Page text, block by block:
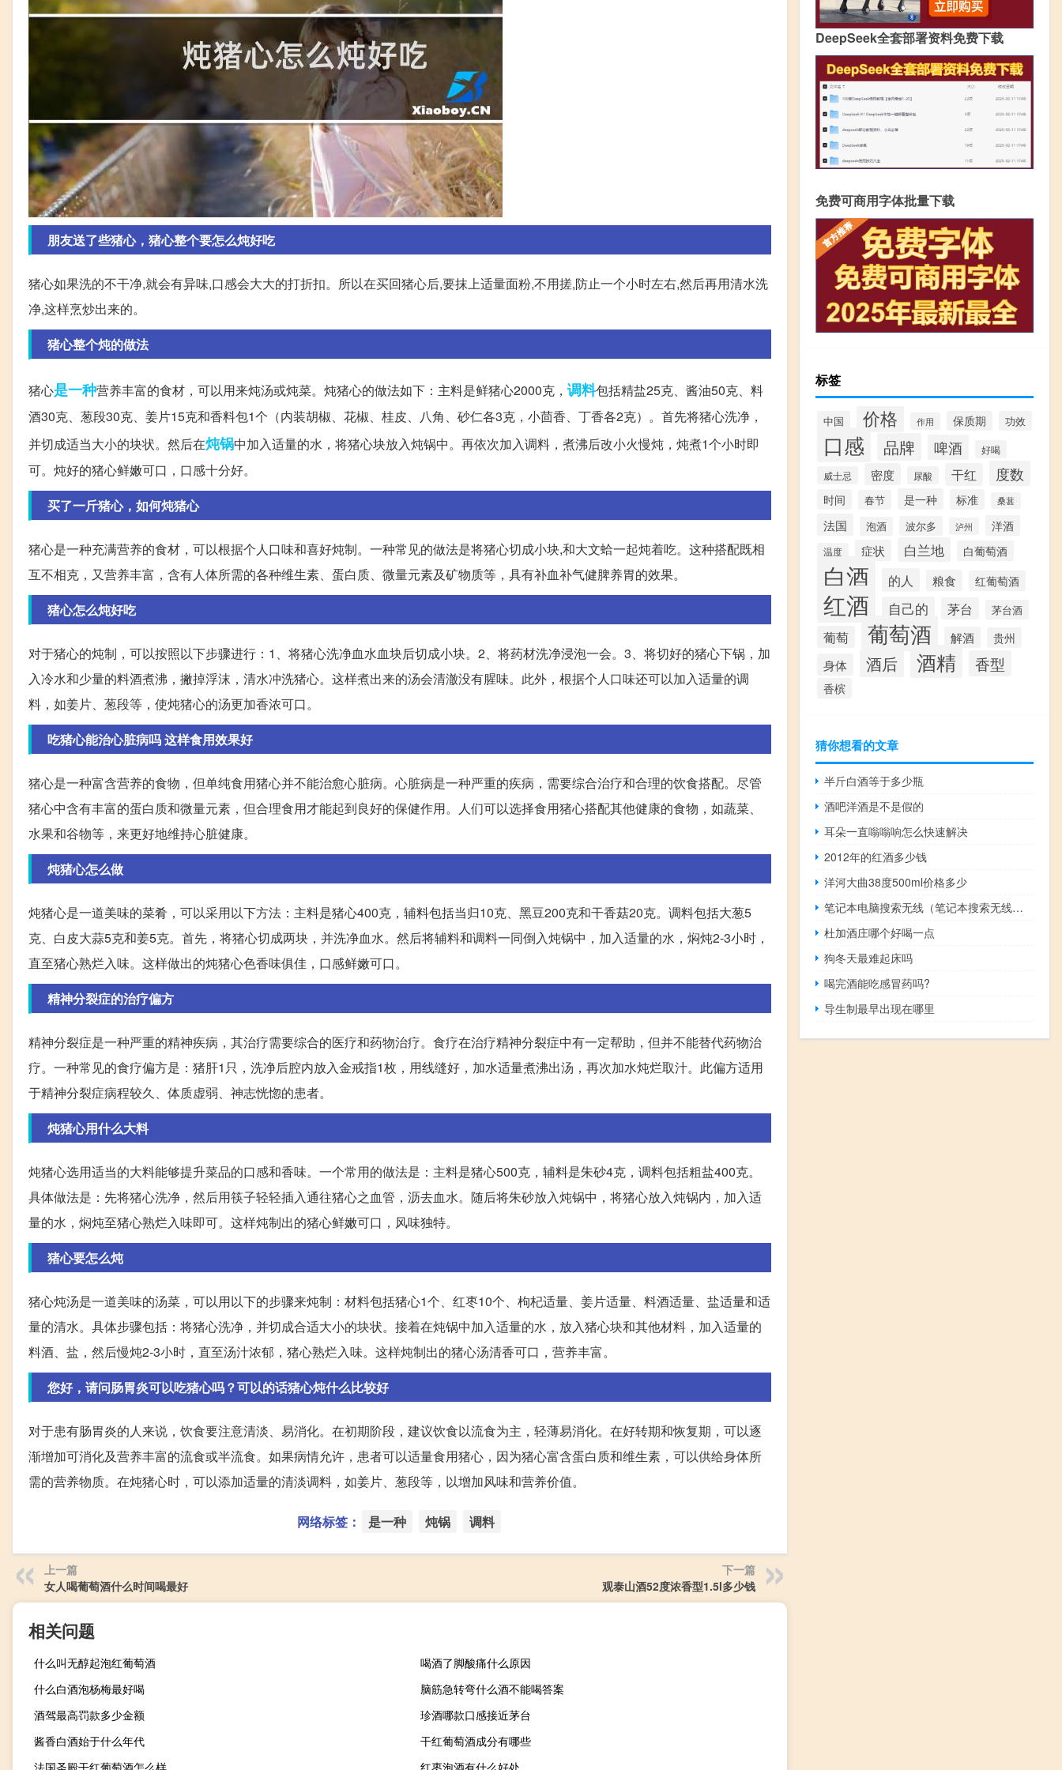
朋友送了些猪心，猪心整个要怎么炖好吃
猪心如果洗的不干净,就会有异味,口感会大大的打折扣。所以在买回猪心后,要抹上适量面粉,不用搓,防止一个小时左右,然后再用清水洗
净,这样烹炒出来的。
猪心整个炖的做法
猪心是一种营养丰富的食材，可以用来炖汤或炖菜。炖猪心的做法如下：主料是鲜猪心2000克， 调料包括精盐25克、酱油50克、料
酒30克、葱段30克、姜片15克和香料包1个（内装胡椒、花椒、桂皮、八角、砂仁各3克，小茴香、丁香各2克）。首先将猪心洗净，
并切成适当大小的块状。然后在炖锅中加入适量的水，将猪心块放入炖锅中。再依次加入调料，煮沸后改小火慢炖，炖煮1个小时即
可。炖好的猪心鲜嫩可口，口感十分好。
买了一斤猪心，如何炖猪心
猪心是一种充满营养的食材，可以根据个人口味和喜好炖制。一种常见的做法是将猪心切成小块,和大文蛤一起炖着吃。这种搭配既相
互不相克，又营养丰富，含有人体所需的各种维生素、蛋白质、微量元素及矿物质等，具有补血补气健脾养胃的效果。
猪心怎么炖好吃
对于猪心的炖制，可以按照以下步骤进行：1、将猪心洗净血水血块后切成小块。2、将药材洗净浸泡一会。3、将切好的猪心下锅，加
入冷水和少量的料酒煮沸，撇掉浮沫，清水冲洗猪心。这样煮出来的汤会清澈没有腥味。此外，根据个人口味还可以加入适量的调
料，如姜片、葱段等，使炖猪心的汤更加香浓可口。
吃猪心能治心脏病吗 这样食用效果好
猪心是一种富含营养的食物，但单纯食用猪心并不能治愈心脏病。心脏病是一种严重的疾病，需要综合治疗和合理的饮食搭配。尽管
猪心中含有丰富的蛋白质和微量元素，但合理食用才能起到良好的保健作用。人们可以选择食用猪心搭配其他健康的食物，如蔬菜、
水果和谷物等，来更好地维持心脏健康。
炖猪心怎么做
炖猪心是一道美味的菜肴，可以采用以下方法：主料是猪心400克，辅料包括当归10克、黑豆200克和干香菇20克。调料包括大葱5
克、白皮大蒜5克和姜5克。首先，将猪心切成两块，并洗净血水。然后将辅料和调料一同倒入炖锅中，加入适量的水，焖炖2-3小时，
直至猪心熟烂入味。这样做出的炖猪心色香味俱佳，口感鲜嫩可口。
精神分裂症的治疗偏方
精神分裂症是一种严重的精神疾病，其治疗需要综合的医疗和药物治疗。食疗在治疗精神分裂症中有一定帮助，但并不能替代药物治
疗。一种常见的食疗偏方是：猪肝1只，洗净后腔内放入金戒指1枚，用线缝好，加水适量煮沸出汤，再次加水炖烂取汁。此偏方适用
于精神分裂症病程较久、体质虚弱、神志恍惚的患者。
炖猪心用什么大料
炖猪心选用适当的大料能够提升菜品的口感和香味。一个常用的做法是：主料是猪心500克，辅料是朱砂4克，调料包括粗盐400克。
具体做法是：先将猪心洗净，然后用筷子轻轻插入通往猪心之血管，沥去血水。随后将朱砂放入炖锅中，将猪心放入炖锅内，加入适
量的水，焖炖至猪心熟烂入味即可。这样炖制出的猪心鲜嫩可口，风味独特。
猪心要怎么炖
猪心炖汤是一道美味的汤菜，可以用以下的步骤来炖制：材料包括猪心1个、红枣10个、枸杞适量、姜片适量、料酒适量、盐适量和适
量的清水。具体步骤包括：将猪心洗净，并切成合适大小的块状。接着在炖锅中加入适量的水，放入猪心块和其他材料，加入适量的
料酒、盐，然后慢炖2-3小时，直至汤汁浓郁，猪心熟烂入味。这样炖制出的猪心汤清香可口，营养丰富。
您好，请问肠胃炎可以吃猪心吗？可以的话猪心炖什么比较好
对于患有肠胃炎的人来说，饮食要注意清淡、易消化。在初期阶段，建议饮食以流食为主，轻薄易消化。在好转期和恢复期，可以逐
渐增加可消化及营养丰富的流食或半流食。如果病情允许，患者可以适量食用猪心，因为猪心富含蛋白质和维生素，可以供给身体所
需的营养物质。在炖猪心时，可以添加适量的清淡调料，如姜片、葱段等，以增加风味和营养价值。
网络标签： 是一种 炖锅 调料
上一篇
女人喝葡萄酒什么时间喝最好
下一篇
观泰山酒52度浓香型1.5l多少钱
相关问题
什么叫无醇起泡红葡萄酒
喝酒了脚酸痛什么原因
什么白酒泡杨梅最好喝
脑筋急转弯什么酒不能喝答案
酒驾最高罚款多少金额
珍酒哪款口感接近茅台
酱香白酒始于什么年代
干红葡萄酒成分有哪些
法国圣殿干红葡萄酒怎么样
红枣泡酒有什么好处
DeepSeek全套部署资料免费下载
免费可商用字体批量下载
标签
中国 价格 作用 保质期 功效
口感 品牌 啤酒
好喝
威士忌
密度 尿酸 干红 度数
时间 春节 是一种 标准 桑葚
法国 泡酒 波尔多 泸州 洋酒
温度 症状 白兰地 白葡萄酒
白酒 的人 粮食 红葡萄酒
红酒 自己的 茅台 茅台酒
葡萄 葡萄酒 解酒 贵州
身体 酒后 酒精 香型
香槟
猜你想看的文章
半斤白酒等于多少瓶
酒吧洋酒是不是假的
耳朵一直嗡嗡响怎么快速解决
2012年的红酒多少钱
洋河大曲38度500ml价格多少
笔记本电脑搜索无线（笔记本搜索无线网络）
杜加酒庄哪个好喝一点
狗冬天最难起床吗
喝完酒能吃感冒药吗?
导生制最早出现在哪里